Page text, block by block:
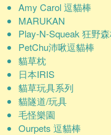
Amy Carol 逗貓棒
MARUKAN
Play-N-Squeak 狂野
PetChu沛啾逗貓棒
貓草枕
日本IRIS
貓草玩具系列
貓隧道/玩具
毛怪樂園
Ourpets 逗貓棒